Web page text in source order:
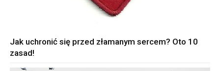
Jak uchronić się przed złamanym sercem? Oto 10
zasad!